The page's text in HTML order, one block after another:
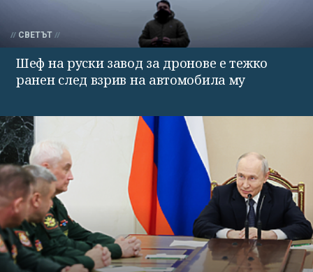
СВЕТЪТ
Шеф на руски завод за дронове е тежко
ранен след взрив на автомобила му